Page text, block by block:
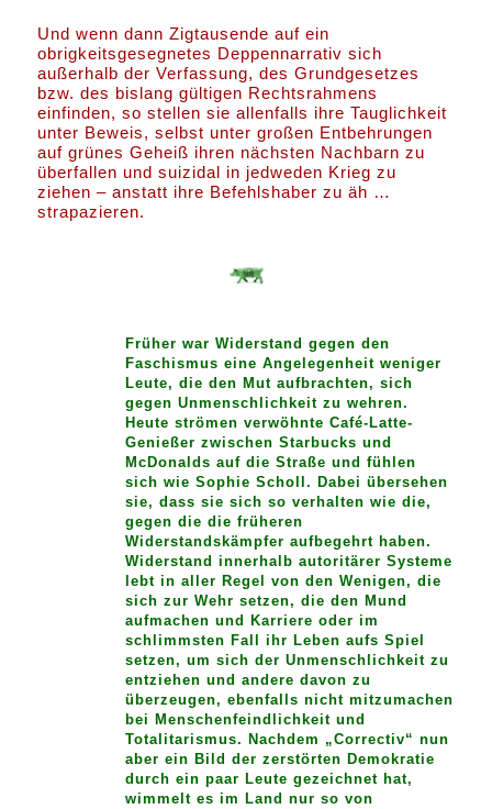
Und wenn dann Zigtausende auf ein
obrigkeitsgesegnetes Deppennarrativ sich
außerhalb der Verfassung, des Grundgesetzes
bzw. des bislang gültigen Rechtsrahmens
einfinden, so stellen sie allenfalls ihre Tauglichkeit
unter Beweis, selbst unter großen Entbehrungen
auf grünes Geheiß ihren nächsten Nachbarn zu
überfallen und suizidal in jedweden Krieg zu
ziehen – anstatt ihre Befehlshaber zu äh …
strapazieren.
Früher war Widerstand gegen den
Faschismus eine Angelegenheit weniger
Leute, die den Mut aufbrachten, sich
gegen Unmenschlichkeit zu wehren.
Heute strömen verwöhnte Café-Latte-
Genießer zwischen Starbucks und
McDonalds auf die Straße und fühlen
sich wie Sophie Scholl. Dabei übersehen
sie, dass sie sich so verhalten wie die,
gegen die die früheren
Widerstandskämpfer aufbegehrt haben.
Widerstand innerhalb autoritärer Systeme
lebt in aller Regel von den Wenigen, die
sich zur Wehr setzen, die den Mund
aufmachen und Karriere oder im
schlimmsten Fall ihr Leben aufs Spiel
setzen, um sich der Unmenschlichkeit zu
entziehen und andere davon zu
überzeugen, ebenfalls nicht mitzumachen
bei Menschenfeindlichkeit und
Totalitarismus. Nachdem „Correctiv“ nun
aber ein Bild der zerstörten Demokratie
durch ein paar Leute gezeichnet hat,
wimmelt es im Land nur so von